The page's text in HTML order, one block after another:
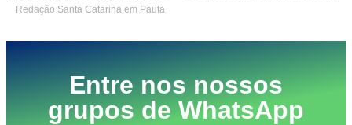
Redação Santa Catarina em Pauta
Entre nos nossos
grupos de WhatsApp